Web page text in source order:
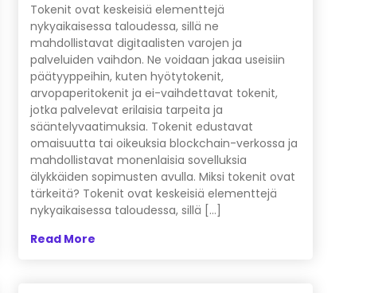
Tokenit ovat keskeisiä elementtejä
nykyaikaisessa taloudessa, sillä ne
mahdollistavat digitaalisten varojen ja
palveluiden vaihdon. Ne voidaan jakaa useisiin
päätyyppeihin, kuten hyötytokenit,
arvopaperitokenit ja ei-vaihdettavat tokenit,
jotka palvelevat erilaisia tarpeita ja
sääntelyvaatimuksia. Tokenit edustavat
omaisuutta tai oikeuksia blockchain-verkossa ja
mahdollistavat monenlaisia sovelluksia
älykkäiden sopimusten avulla. Miksi tokenit ovat
tärkeitä? Tokenit ovat keskeisiä elementtejä
nykyaikaisessa taloudessa, sillä […]
Read More